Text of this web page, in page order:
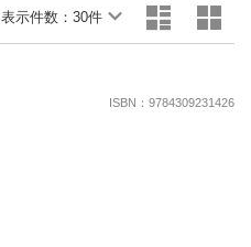
動画配信ガイド
表示件数： 30件
ISBN：9784309231426